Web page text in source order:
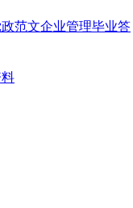
范文企业管理毕业答